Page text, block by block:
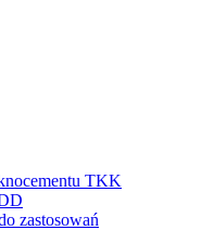
TKK
zastosowań